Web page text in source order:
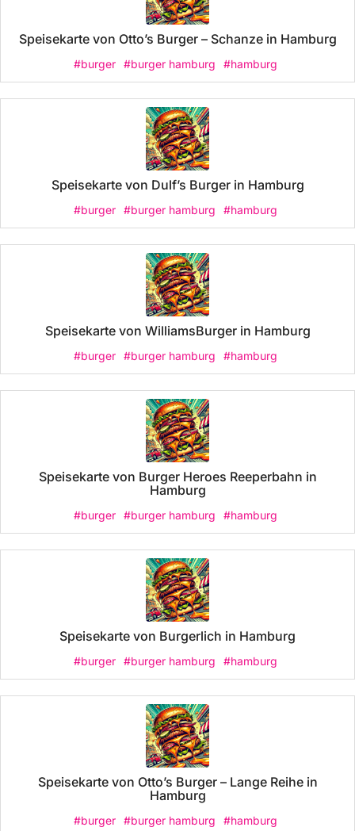
Speisekarte von Otto’s Burger – Schanze in Hamburg
#burger #burger hamburg #hamburg
Speisekarte von Dulf’s Burger in Hamburg
#burger #burger hamburg #hamburg
Speisekarte von WilliamsBurger in Hamburg
#burger #burger hamburg #hamburg
Speisekarte von Burger Heroes Reeperbahn in
Hamburg
#burger #burger hamburg #hamburg
Speisekarte von Burgerlich in Hamburg
#burger #burger hamburg #hamburg
Speisekarte von Otto’s Burger – Lange Reihe in
Hamburg
#burger #burger hamburg #hamburg